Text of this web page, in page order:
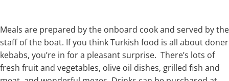
Meals are prepared by the onboard cook and served by the
staff of the boat. If you think Turkish food is all about doner
kebabs, you’re in for a pleasant surprise. There’s lots of
fresh fruit and vegetables, olive oil dishes, grilled fish and